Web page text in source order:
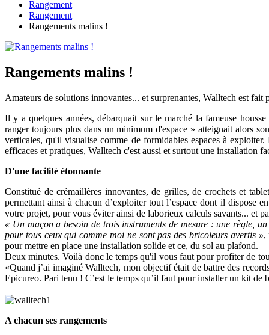
Rangement
Rangement
Rangements malins !
Rangements malins !
Amateurs de solutions innovantes... et surprenantes, Walltech est
Il y a quelques années, débarquait sur le marché la fameuse
ranger toujours plus dans un minimum d'espace » atteignait alors
verticales, qu'il visualise comme de formidables espaces à
efficaces et pratiques, Walltech c'est aussi et surtout une installation
D'une facilité étonnante
Constitué de crémaillères innovantes, de grilles, de crochets et
permettant ainsi à chacun d’exploiter tout l’espace dont il dispose
votre projet, pour vous éviter ainsi de laborieux calculs savants... et
« Un maçon a besoin de trois instruments de mesure : une règle,
pour tous ceux qui comme moi ne sont pas des bricoleurs avertis »,
pour mettre en place une installation solide et ce, du sol au plafond.
Deux minutes. Voilà donc le temps qu'il vous faut pour profiter de
«Quand j’ai imaginé Walltech, mon objectif était de battre des
Epicureo. Pari tenu ! C’est le temps qu’il faut pour installer un kit de
A chacun ses rangements